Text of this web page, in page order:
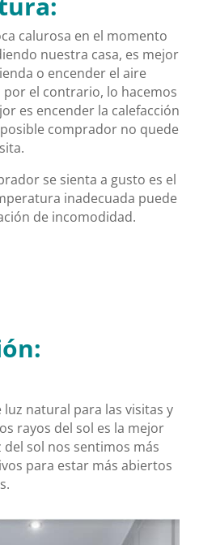
calurosa en el momento
nuestra casa, es mejor
o encender el aire
por el contrario, lo hacemos
es encender la calefacción
comprador no quede
se sienta a gusto es el
inadecuada puede
de incomodidad.
luz natural para las visitas y
rayos del sol es la mejor
del sol nos sentimos más
para estar más abiertos